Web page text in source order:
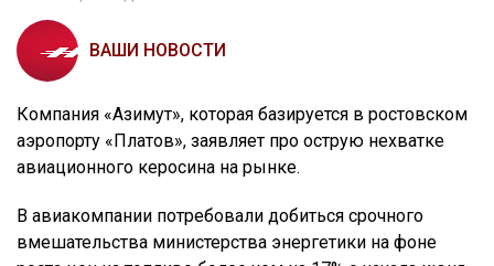
ВАШИ НОВОСТИ
Компания «Азимут», которая базируется в ростовском
аэропорту «Платов», заявляет про острую нехватке
авиационного керосина на рынке.
В авиакомпании потребовали добиться срочного
вмешательства министерства энергетики на фоне